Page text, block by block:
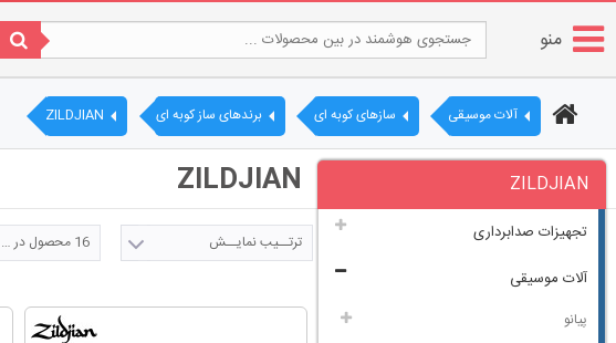
منو
آلات موسیقی سازهای کوبه ای برندهای ساز کوبه ای ZILDJIAN
ZILDJIAN
ترتــیب نمایــش 16 محصول در صفحه
ZILDJIAN
تجهیزات صدابرداری
آلات موسیقی
پیانو